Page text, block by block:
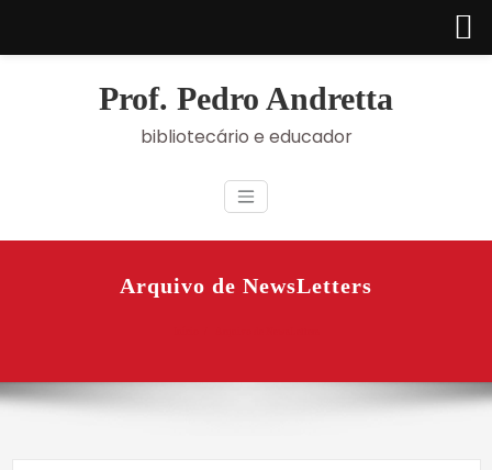
Prof. Pedro Andretta
bibliotecário e educador
Arquivo de NewsLetters